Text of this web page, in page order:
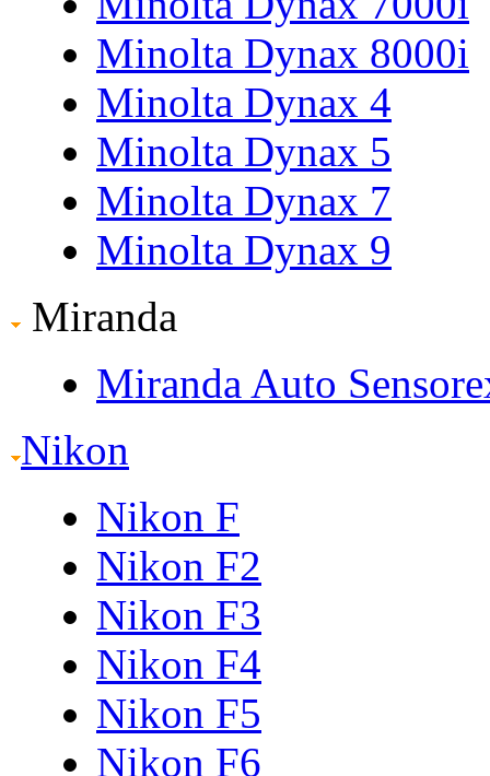
Minolta Dynax 8000i
Minolta Dynax 4
Minolta Dynax 5
Minolta Dynax 7
Minolta Dynax 9
Miranda
Miranda Auto
Nikon
Nikon F
Nikon F2
Nikon F3
Nikon F4
Nikon F5
Nikon F6